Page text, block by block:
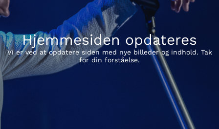
Hjemmesiden opdateres
Vi er ved at opdatere siden med nye billeder og indhold. Tak
for din forståelse.